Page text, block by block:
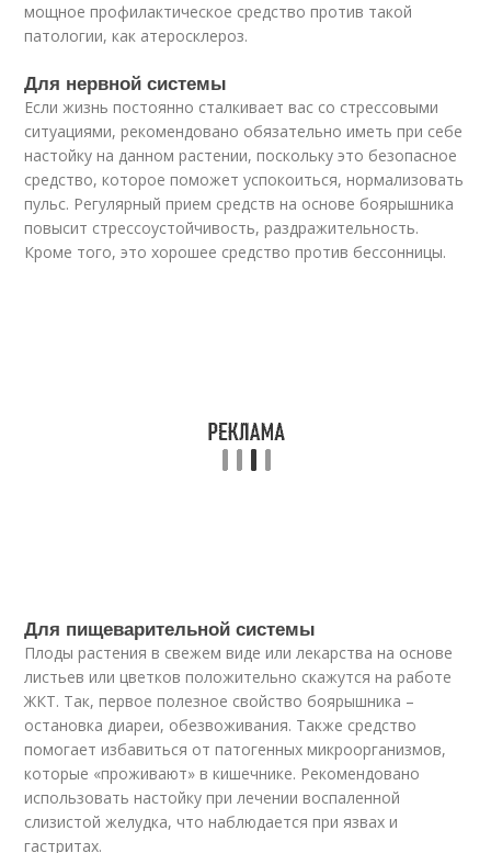
мощное профилактическое средство против такой
патологии, как атеросклероз.
Для нервной системы
Если жизнь постоянно сталкивает вас со стрессовыми
ситуациями, рекомендовано обязательно иметь при себе
настойку на данном растении, поскольку это безопасное
средство, которое поможет успокоиться, нормализовать
пульс. Регулярный прием средств на основе боярышника
повысит стрессоустойчивость, раздражительность.
Кроме того, это хорошее средство против бессонницы.
Для пищеварительной системы
Плоды растения в свежем виде или лекарства на основе
листьев или цветков положительно скажутся на работе
ЖКТ. Так, первое полезное свойство боярышника –
остановка диареи, обезвоживания. Также средство
помогает избавиться от патогенных микроорганизмов,
которые «проживают» в кишечнике. Рекомендовано
использовать настойку при лечении воспаленной
слизистой желудка, что наблюдается при язвах и
гастритах.